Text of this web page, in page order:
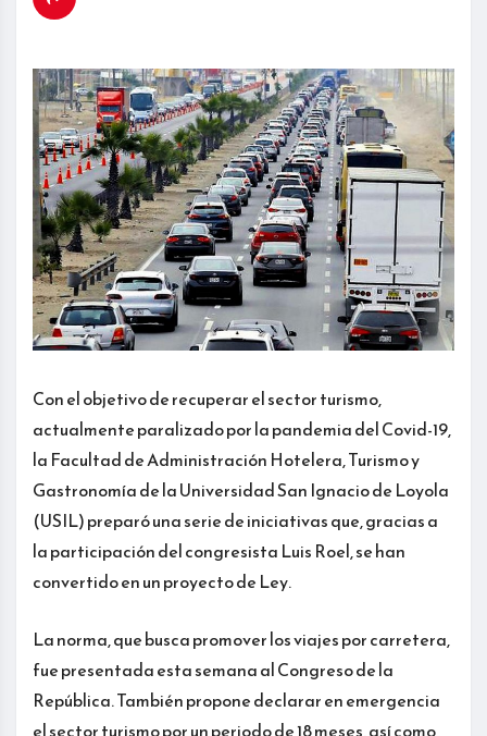
Con el objetivo de recuperar el sector turismo,
actualmente paralizado por la pandemia del Covid-19,
la Facultad de Administración Hotelera, Turismo y
Gastronomía de la Universidad San Ignacio de Loyola
(USIL) preparó una serie de iniciativas que, gracias a
la participación del congresista Luis Roel, se han
convertido en un proyecto de Ley.
La norma, que busca promover los viajes por carretera,
fue presentada esta semana al Congreso de la
República. También propone declarar en emergencia
el sector turismo por un periodo de 18 meses, así como